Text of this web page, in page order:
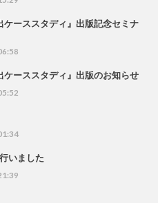
ケーススタディ』出版記念セミナ
ケーススタディ』出版のお知らせ
いました